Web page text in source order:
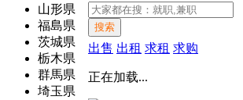
山形県
福島県
茨城県
栃木県
群馬県
埼玉県
搜索
出售 出租 求租 求购
正在加载...